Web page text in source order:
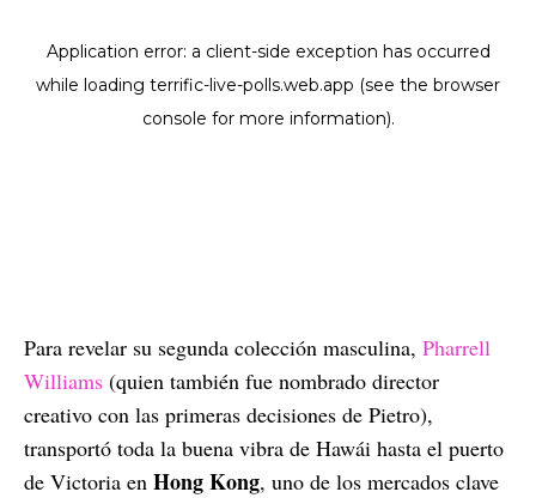
Para revelar su segunda colección masculina, Pharrell
Williams (quien también fue nombrado director
creativo con las primeras decisiones de Pietro),
transportó toda la buena vibra de Hawái hasta el puerto
de Victoria en Hong Kong, uno de los mercados clave